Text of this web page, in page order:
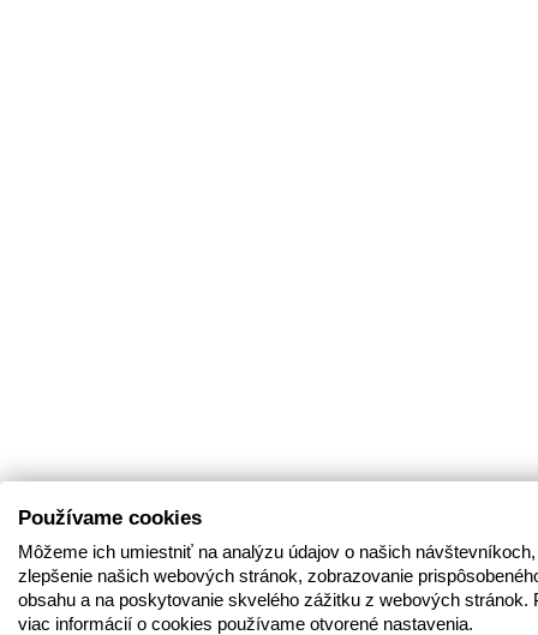
Používame cookies
Môžeme ich umiestniť na analýzu údajov o našich
zlepšenie našich webových stránok, zobrazovanie
obsahu a na poskytovanie skvelého zážitku z webových stránok.
viac informácií o cookies používame otvorené nastavenia.